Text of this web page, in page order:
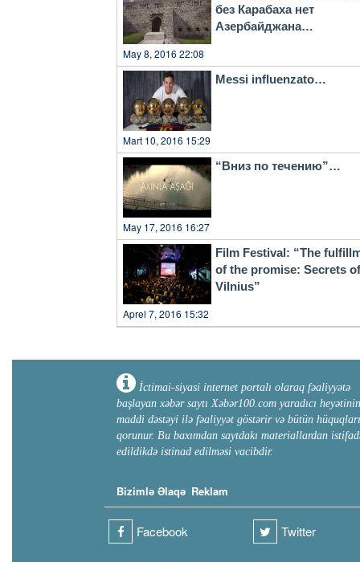
без Карабаха нет
Азербайджана…
May 8, 2016 22:08
Messi influenzato…
Mart 10, 2016 15:29
“Вниз по течению”…
May 17, 2016 16:27
Film Festival: “The
of the promise: Secrets of
Vilnius”
Aprel 7, 2016 15:32
İctimai-siyasi internet portalı olaraq fəaliyyətə
başlayan xəbər saytı Xəbər100.com yaradıcı heyətinin
maddi dəstəyi ilə fəaliyyət göstərir və bütün hüquqları
qorunur. Bu baxımdan saytdakı materiallardan
edildikdə istinad edilməsi vacibdir.
Bizimlə Əlaqə Reklam
Facebook Twitter